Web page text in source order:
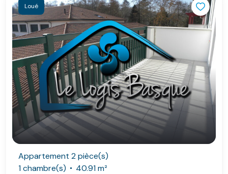
Loué
Appartement 2 pièce(s)
1 chambre(s)
40.91 m²